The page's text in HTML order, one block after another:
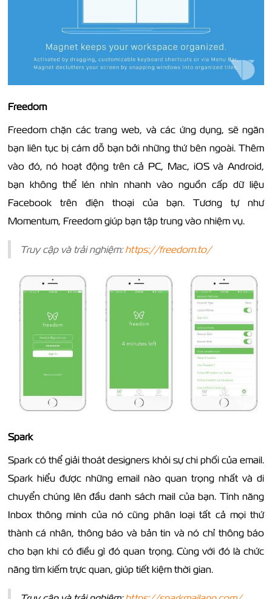
Freedom
Freedom chặn các trang web, và các ứng dụng, sẽ ngăn
bạn liên tục bị cám dỗ bạn bởi những thứ bên ngoài. Thêm
vào đó, nó hoạt động trên cả PC, Mac, iOS và Android,
bạn không thể lén nhìn nhanh vào nguồn cấp dữ liệu
Facebook trên điện thoại của bạn. Tương tự như
Momentum, Freedom giúp bạn tập trung vào nhiệm vụ.
Truy cập và trải nghiệm:https://freedom.to/
Spark
Spark có thể giải thoát designers khỏi sự chi phối của email.
Spark hiểu được những email nào quan trọng nhất và di
chuyển chúng lên đầu danh sách mail của bạn. Tính năng
Inbox thông minh của nó cũng phân loại tất cả mọi thứ
thành cá nhân, thông báo và bản tin và nó chỉ thông báo
cho bạn khi có điều gì đó quan trọng. Cùng với đó là chức
năng tìm kiếm trực quan, giúp tiết kiệm thời gian.